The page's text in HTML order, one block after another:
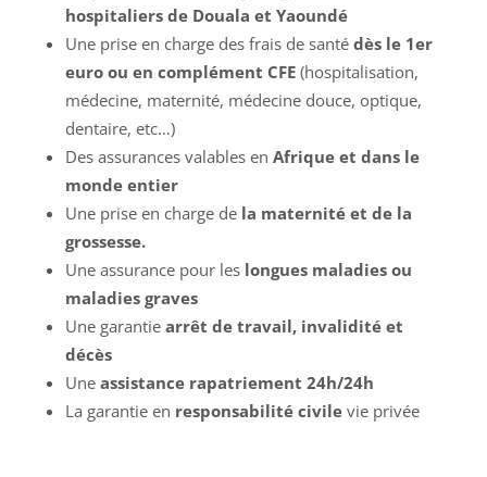
hospitaliers de Douala et Yaoundé
Une prise en charge des frais de santé dès le 1er
euro ou en complément CFE (hospitalisation,
médecine, maternité, médecine douce, optique,
dentaire, etc…)
Des assurances valables en Afrique et dans le
monde entier
Une prise en charge de la maternité et de la
grossesse.
Une assurance pour les longues maladies ou
maladies graves
Une garantie arrêt de travail, invalidité et
décès
Une assistance rapatriement 24h/24h
La garantie en responsabilité civile vie privée